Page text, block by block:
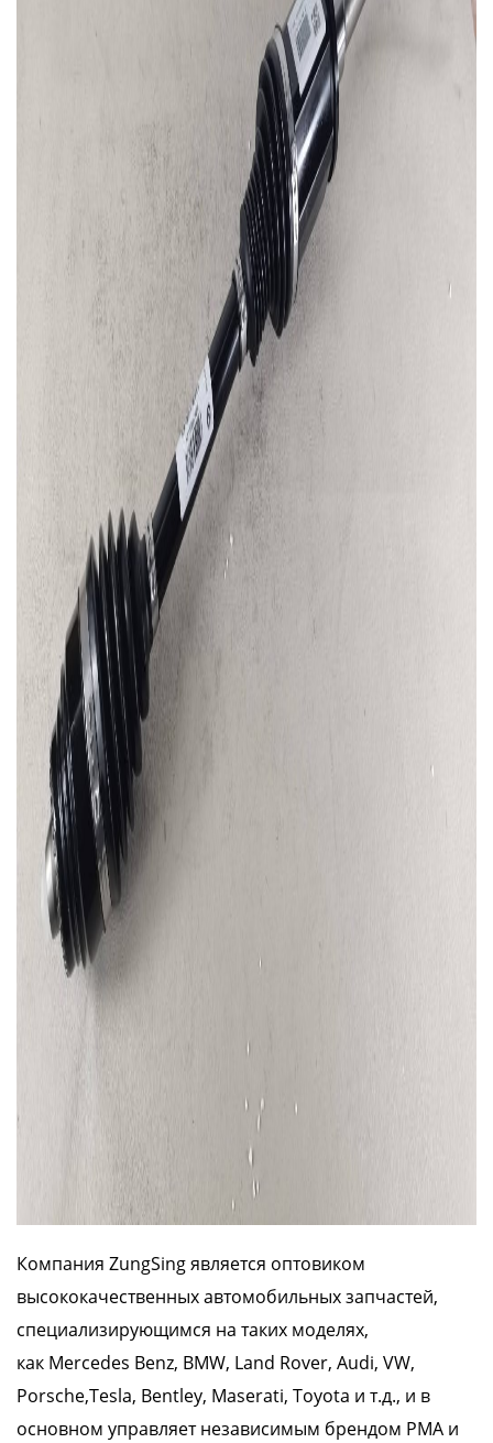
Компания ZungSing является оптовиком
высококачественных автомобильных запчастей,
специализирующимся на таких моделях,
как Mercedes Benz, BMW, Land Rover, Audi, VW,
Porsche,Tesla, Bentley, Maserati, Toyota и т.д., и в
основном управляет независимым брендом PMA и